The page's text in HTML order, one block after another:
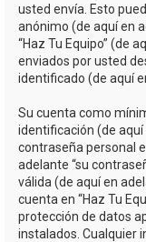
usted envía. Esto
anónimo (de aquí en
“Haz Tu Equipo” (de
enviados por usted
identificado (de aquí
Su cuenta como
identificación (de aquí
contraseña personal
adelante “su
válida (de aquí en
cuenta en “Haz Tu
protección de datos
instalados. Cualquier